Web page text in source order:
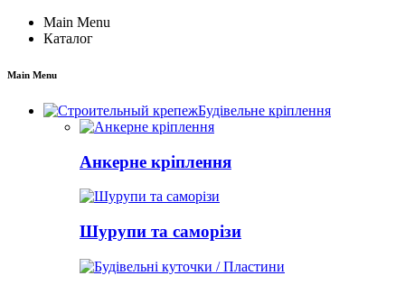
Main Menu
Каталог
Main Menu
Будівельне кріплення
Анкерне кріплення
Шурупи та саморізи